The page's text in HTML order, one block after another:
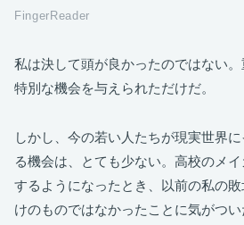
FingerReader
私は決して頭が良かったのではない
特別な機会を与えられただけだ。
しかし、今の若い人たちが現実世界
る機会は、とても少ない。高校のメ
するようになったとき、以前の私の
けのものではなかったことに気がつ